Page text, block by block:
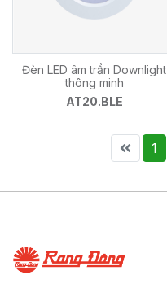
Đèn LED âm trần Downlight
thông minh
AT20.BLE
1